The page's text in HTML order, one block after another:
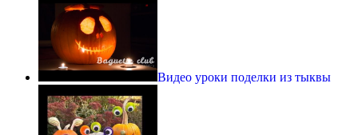
Видео уроки поделки из тыквы